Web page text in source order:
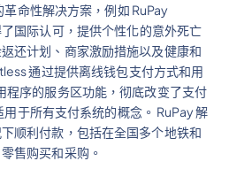
命性解决方案，例如 RuPay
国际认可，提供个性化的意外死亡
还计划、商家激励措施以及健康和
通过提供离线钱包支付方式和用
序的服务区功能，彻底改变了支付
于所有支付系统的概念。 RuPay 解
顺利付款，包括在全国多个地铁和
售购买和采购。